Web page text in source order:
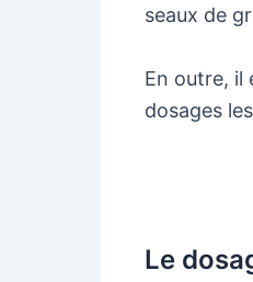
seaux de
En outre, il
dosages
Le